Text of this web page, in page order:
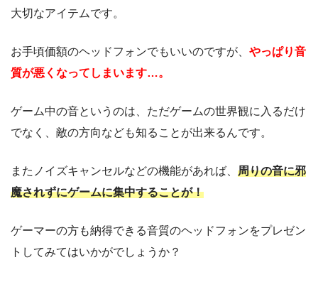
大切なアイテムです。
お手頃価額のヘッドフォンでもいいのですが、 やっぱり音
質が悪くなってしまいます…。
ゲーム中の音というのは、ただゲームの世界観に入るだけ
でなく、敵の方向なども知ることが出来るんです。
またノイズキャンセルなどの機能があれば、 周りの音に邪
魔されずにゲームに集中することが！
ゲーマーの方も納得できる音質のヘッドフォンをプレゼン
トしてみてはいかがでしょうか？